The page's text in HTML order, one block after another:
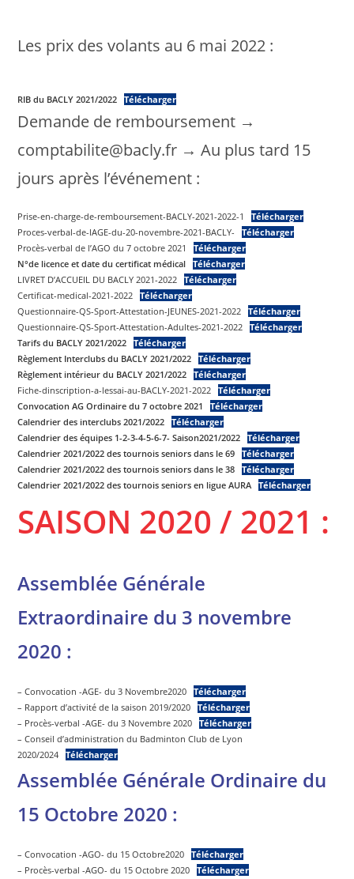
Les prix des volants au 6 mai 2022 :
RIB du BACLY 2021/2022 Télécharger
Demande de remboursement →
comptabilite@bacly.fr → Au plus tard 15
jours après l’événement :
Prise-en-charge-de-remboursement-BACLY-2021-2022-1
Télécharger
Proces-verbal-de-lAGE-du-20-novembre-2021-BACLY-
Télécharger
Procès-verbal de l’AGO du 7 octobre 2021
Télécharger
N°de licence et date du certificat médical Télécharger
LIVRET D’ACCUEIL DU BACLY 2021-2022 Télécharger
Certificat-medical-2021-2022 Télécharger
Questionnaire-QS-Sport-Attestation-JEUNES-2021-2022 Télécharger
Questionnaire-QS-Sport-Attestation-Adultes-2021-2022 Télécharger
Tarifs du BACLY 2021/2022 Télécharger
Règlement Interclubs du BACLY 2021/2022 Télécharger
Règlement intérieur du BACLY 2021/2022 Télécharger
Fiche-dinscription-a-lessai-au-BACLY-2021-2022 Télécharger
Convocation AG Ordinaire du 7 octobre 2021
Télécharger
Calendrier des interclubs 2021/2022 Télécharger
Calendrier des équipes 1-2-3-4-5-6-7- Saison2021/2022 Télécharger
Calendrier 2021/2022 des tournois seniors dans le 69 Télécharger
Calendrier 2021/2022 des tournois seniors dans le 38 Télécharger
Calendrier 2021/2022 des tournois seniors en ligue AURA Télécharger
SAISON 2020 / 2021 :
Assemblée Générale
Extraordinaire du 3 novembre
2020 :
– Convocation -AGE- du 3 Novembre2020 Télécharger
– Rapport d’activité de la saison 2019/2020 Télécharger
– Procès-verbal -AGE- du 3 Novembre 2020 Télécharger
– Conseil d’administration du Badminton Club de Lyon
2020/2024 Télécharger
Assemblée Générale Ordinaire du
15 Octobre 2020 :
– Convocation -AGO- du 15 Octobre2020 Télécharger
– Procès-verbal -AGO- du 15 Octobre 2020 Télécharger